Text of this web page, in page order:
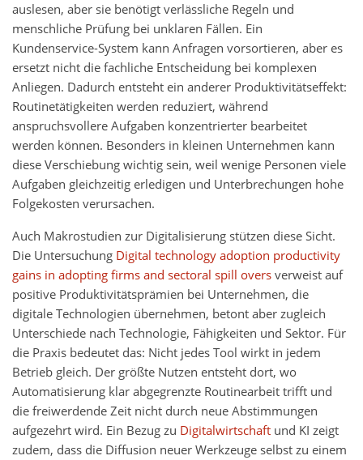
auslesen, aber sie benötigt verlässliche Regeln und
menschliche Prüfung bei unklaren Fällen. Ein
Kundenservice-System kann Anfragen vorsortieren, aber es
ersetzt nicht die fachliche Entscheidung bei komplexen
Anliegen. Dadurch entsteht ein anderer Produktivitätseffekt:
Routinetätigkeiten werden reduziert, während
anspruchsvollere Aufgaben konzentrierter bearbeitet
werden können. Besonders in kleinen Unternehmen kann
diese Verschiebung wichtig sein, weil wenige Personen viele
Aufgaben gleichzeitig erledigen und Unterbrechungen hohe
Folgekosten verursachen.
Auch Makrostudien zur Digitalisierung stützen diese Sicht.
Die Untersuchung Digital technology adoption productivity
gains in adopting firms and sectoral spill oversverweist auf
positive Produktivitätsprämien bei Unternehmen, die
digitale Technologien übernehmen, betont aber zugleich
Unterschiede nach Technologie, Fähigkeiten und Sektor. Für
die Praxis bedeutet das: Nicht jedes Tool wirkt in jedem
Betrieb gleich. Der größte Nutzen entsteht dort, wo
Automatisierung klar abgegrenzte Routinearbeit trifft und
die freiwerdende Zeit nicht durch neue Abstimmungen
aufgezehrt wird. Ein Bezug zu Digitalwirtschaft und KI zeigt
zudem, dass die Diffusion neuer Werkzeuge selbst zu einem